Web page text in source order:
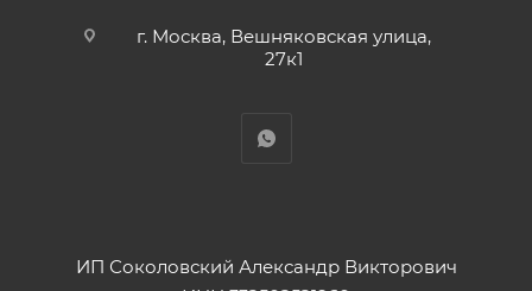
г. Москва, Вешняковская улица,
27к1
ИП Соколовский Александр Викторович